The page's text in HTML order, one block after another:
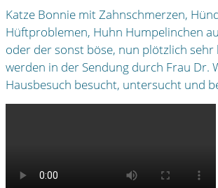
Katze Bonnie mit Zahnschmerzen,
Hüftproblemen, Huhn Humpelinchen
oder der sonst böse, nun plötzlich sehr
werden in der Sendung durch Frau Dr.
Hausbesuch besucht, untersucht und